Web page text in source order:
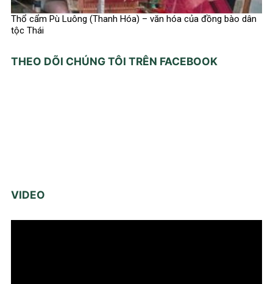
Thổ cẩm Pù Luông (Thanh Hóa) – văn hóa của đồng bào dân
tộc Thái
THEO DÕI CHÚNG TÔI TRÊN FACEBOOK
VIDEO